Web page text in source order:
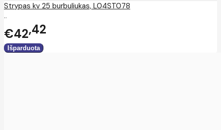
Strypas kv 25 burbuliukas, L04ST078
..
€42 42